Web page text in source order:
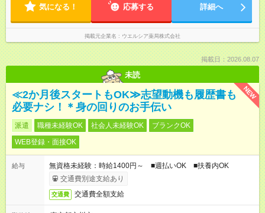
気になる！ 応募する 詳細へ
掲載元企業名 ウエルシア薬局株式会社
掲載日：2026.08.07
未読
NEW
≪2か月後スタートもOK≫志望動機も履歴書も
必要ナシ！＊身の回りのお手伝い
派遣 職種未経験OK 社会人未経験OK
ブランクOK
WEB登録・面接OK
給与
無資格未経験：時給1400円～ ■週払いOK ■扶養内OK
交通費別途支給あり
交通費 交通費全額支給